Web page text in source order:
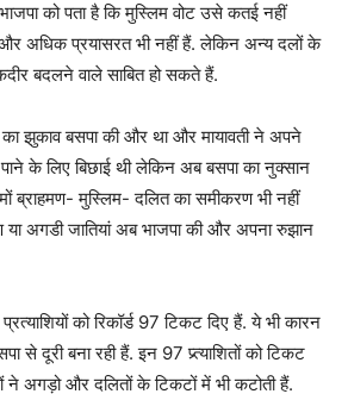
को पता है कि मुस्लिम वोट उसे कतई नहीं
अधिक प्रयासरत भी नहीं हैं. लेकिन अन्य दलों के
बदलने वाले साबित हो सकते हैं.
झुकाव बसपा की और था और मायावती ने अपने
पाने के लिए बिछाई थी लेकिन अब बसपा का नुक्सान
ब्राहमण- मुस्लिम- दलित का समीकरण भी नहीं
या अगडी जातियां अब भाजपा की और अपना रुझान
को रिकॉर्ड 97 टिकट दिए हैं. ये भी कारन
से दूरी बना रही हैं. इन 97 प्र्त्याशितों को टिकट
ने अगड़ो और दलितों के टिकटों में भी कटोती हैं.